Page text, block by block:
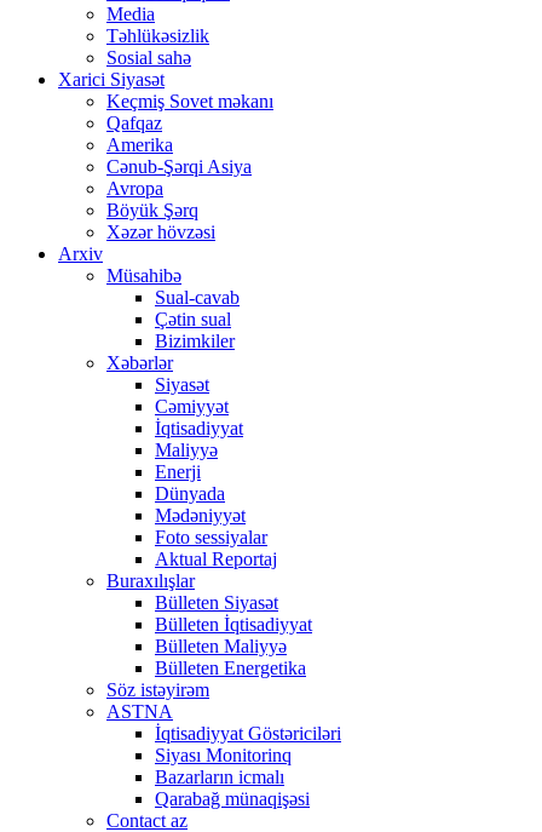
Media
Təhlükəsizlik
Sosial sahə
Xarici Siyasət
Keçmiş Sovet məkanı
Qafqaz
Amerika
Cənub-Şərqi Asiya
Avropa
Böyük Şərq
Xəzər hövzəsi
Arxiv
Müsahibə
Sual-cavab
Çətin sual
Bizimkiler
Xəbərlər
Siyasət
Cəmiyyət
İqtisadiyyat
Maliyyə
Enerji
Dünyada
Mədəniyyət
Foto sessiyalar
Aktual Reportaj
Buraxılışlar
Bülleten Siyasət
Bülleten İqtisadiyyat
Bülleten Maliyyə
Bülleten Energetika
Söz istəyirəm
ASTNA
İqtisadiyyat Göstəriciləri
Siyası Monitorinq
Bazarların icmalı
Qarabağ münaqişəsi
Contact az